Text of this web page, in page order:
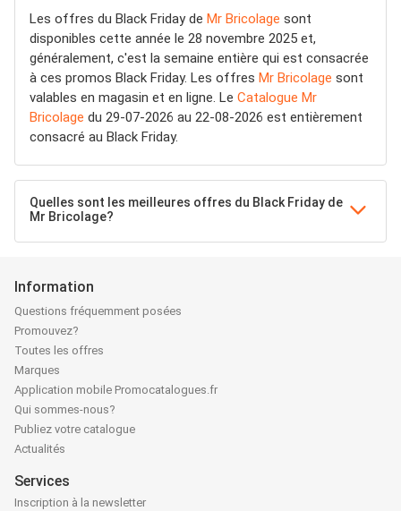
Les offres du Black Friday de Mr Bricolage sont
disponibles cette année le 28 novembre 2025 et,
généralement, c'est la semaine entière qui est consacrée
à ces promos Black Friday. Les offres Mr Bricolage sont
valables en magasin et en ligne. Le Catalogue Mr
Bricolage du 29-07-2026 au 22-08-2026 est entièrement
consacré au Black Friday.
Quelles sont les meilleures offres du Black Friday de
Mr Bricolage?
Information
Questions fréquemment posées
Promouvez?
Toutes les offres
Marques
Application mobile Promocatalogues.fr
Qui sommes-nous?
Publiez votre catalogue
Actualités
Services
Inscription à la newsletter